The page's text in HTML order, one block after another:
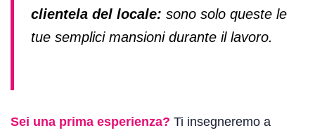
clientela del locale: sono solo queste le
tue semplici mansioni durante il lavoro.
Sei una prima esperienza? Ti insegneremo a